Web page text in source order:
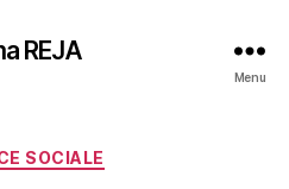
REJA
Menu
Catégories
SOCIALE